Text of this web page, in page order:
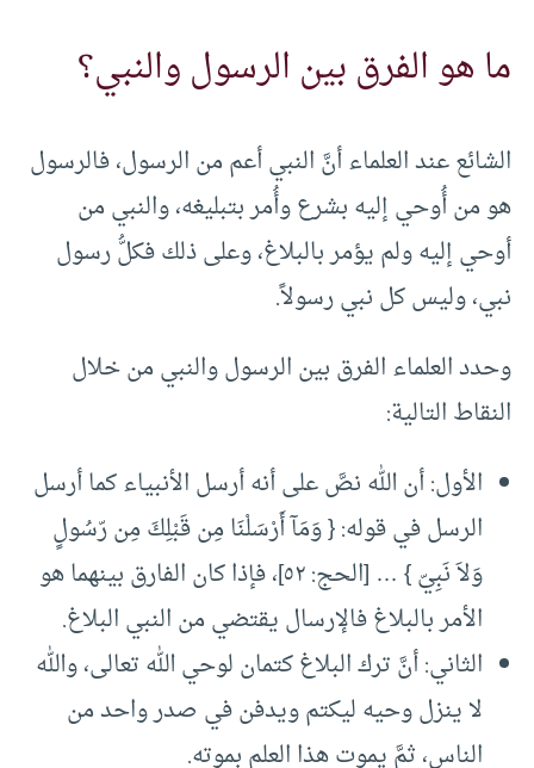
ما هو الفرق بين الرسول والنبي؟
الشائع عند العلماء أنَّ النبي أعم من الرسول، فالرسول
هو من أُوحي إليه بشرع وأُمر بتبليغه، والنبي من
أوحي إليه ولم يؤمر بالبلاغ، وعلى ذلك فكلُّ رسول
نبي، وليس كل نبي رسولاً.
وحدد العلماء الفرق بين الرسول والنبي من خلال
النقاط التالية:
الأول: أن الله نصَّ على أنه أرسل الأنبياء كما أرسل
الرسل في قوله: { وَمَآ أَرْسَلْنَا مِن قَبْلِكَ مِن رّسُولٍ
وَلاَ نَبِيّ } … [الحج: ٥٢]، فإذا كان الفارق بينهما هو
الأمر بالبلاغ فالإرسال يقتضي من النبي البلاغ.
الثاني: أنَّ ترك البلاغ كتمان لوحي الله تعالى، والله
لا ينزل وحيه ليكتم ويدفن في صدر واحد من
الناس، ثمَّ يموت هذا العلم بموته.